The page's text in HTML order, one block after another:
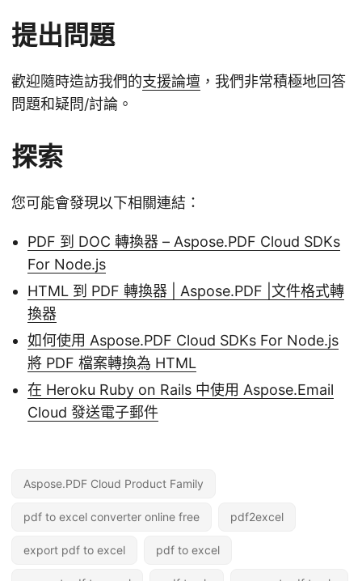
提出問題
歡迎隨時造訪我們的支援論壇 ，我們非常積極地回答
問題和疑問/討論。
探索
您可能會發現以下相關連結：
PDF 到 DOC 轉換器 – Aspose.PDF Cloud SDKs
For Node.js
HTML 到 PDF 轉換器 | Aspose.PDF |文件格式轉
換器
如何使用 Aspose.PDF Cloud SDKs For Node.js
將 PDF 檔案轉換為 HTML
在 Heroku Ruby on Rails 中使用 Aspose.Email
Cloud 發送電子郵件
Aspose.PDF Cloud Product Family
pdf to excel converter online free pdf2excel
export pdf to excel pdf to excel